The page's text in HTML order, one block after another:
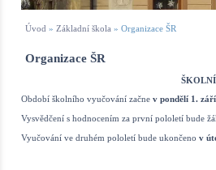
Úvod » Základní škola » Organizace ŠR
Organizace ŠR
Období školního vyučování začne v pondělí 1.
Vysvědčení s hodnocením za první pololetí bude
Vyučování ve druhém pololetí bude ukončeno v